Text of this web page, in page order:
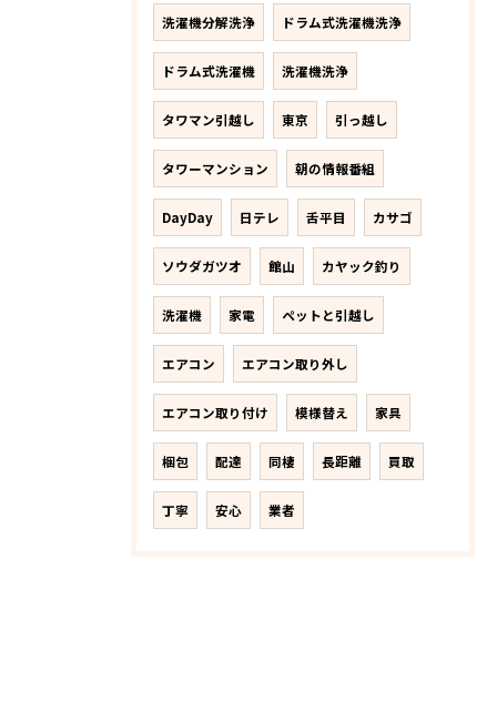
洗濯機分解洗浄 ドラム式洗濯機洗浄
ドラム式洗濯機 洗濯機洗浄
タワマン引越し 東京 引っ越し
タワーマンション 朝の情報番組
DayDay 日テレ 舌平目 カサゴ
ソウダガツオ 館山 カヤック釣り
洗濯機 家電 ペットと引越し
エアコン エアコン取り外し
エアコン取り付け 模様替え 家具
梱包 配達 同棲 長距離 買取
丁寧 安心 業者